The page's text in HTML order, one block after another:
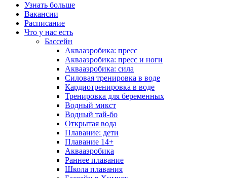
Узнать больше
Вакансии
Расписание
Что у нас есть
Бассейн
Аквааэробика: пресс
Аквааэробика: пресс и ноги
Аквааэробика: сила
Силовая тренировка в воде
Кардиотренировка в воде
Тренировка для беременных
Водный микст
Водный тай-бо
Открытая вода
Плавание: дети
Плавание 14+
Аквааэробика
Раннее плавание
Школа плавания